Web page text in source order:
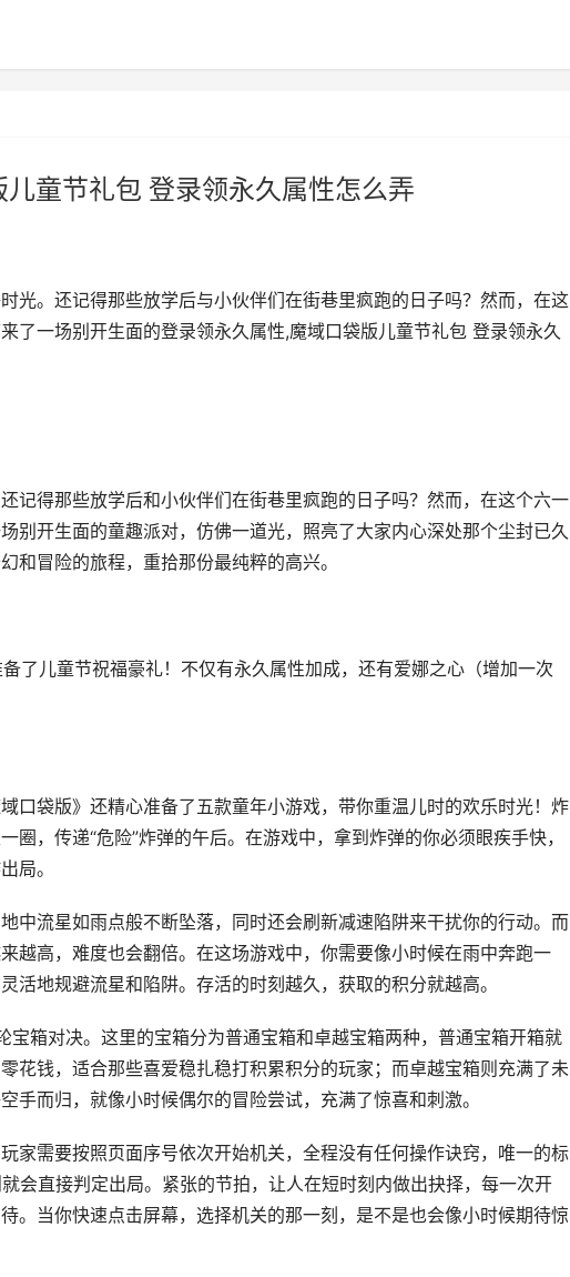
童节礼包 登录领永久属性怎么弄
光。还记得那些放学后与小伙伴们在街巷里疯跑的日子吗？然而，在这
了一场别开生面的登录领永久属性,魔域口袋版儿童节礼包 登录领永久
记得那些放学后和小伙伴们在街巷里疯跑的日子吗？然而，在这个六一
别开生面的童趣派对，仿佛一道光，照亮了大家内心深处那个尘封已久
和冒险的旅程，重拾那份最纯粹的高兴。
了儿童节祝福豪礼！不仅有永久属性加成，还有爱娜之心（增加一次
口袋版》还精心准备了五款童年小游戏，带你重温儿时的欢乐时光！炸
圈，传递“危险”炸弹的午后。在游戏中，拿到炸弹的你必须眼疾手快，
局。
中流星如雨点般不断坠落，同时还会刷新减速陷阱来干扰你的行动。而
越高，难度也会翻倍。在这场游戏中，你需要像小时候在雨中奔跑一
活地规避流星和陷阱。存活的时刻越久，获取的积分就越高。
宝箱对决。这里的宝箱分为普通宝箱和卓越宝箱两种，普通宝箱开箱就
花钱，适合那些喜爱稳扎稳打积累积分的玩家；而卓越宝箱则充满了未
手而归，就像小时候偶尔的冒险尝试，充满了惊喜和刺激。
家需要按照页面序号依次开始机关，全程没有任何操作诀窍，唯一的标
会直接判定出局。紧张的节拍，让人在短时刻内做出抉择，每一次开
。当你快速点击屏幕，选择机关的那一刻，是不是也会像小时候期待惊